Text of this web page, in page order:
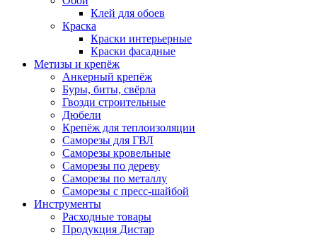
Клей для обоев
Краска
Краски интерьерные
Краски фасадные
Метизы и крепёж
Анкерный крепёж
Буры, биты, свёрла
Гвозди строительные
Дюбели
Крепёж для теплоизоляции
Саморезы для ГВЛ
Саморезы кровельные
Саморезы по дереву
Саморезы по металлу
Саморезы с пресс-шайбой
Инструменты
Расходные товары
Продукция Дистар